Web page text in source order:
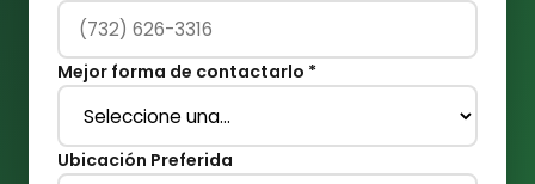
Mejor forma de contactarlo *
Ubicación Preferida